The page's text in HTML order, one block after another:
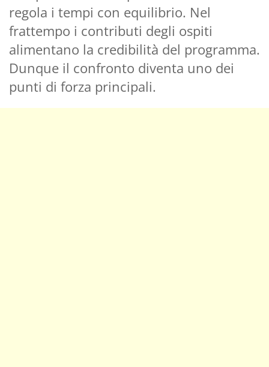
regola i tempi con equilibrio. Nel
frattempo i contributi degli ospiti
alimentano la credibilità del programma.
Dunque il confronto diventa uno dei
punti di forza principali.